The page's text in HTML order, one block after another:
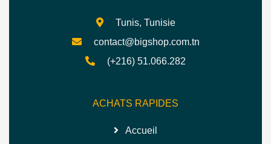
Tunis, Tunisie
contact@bigshop.com.tn
(+216) 51.066.282
ACHATS RAPIDES
Accueil